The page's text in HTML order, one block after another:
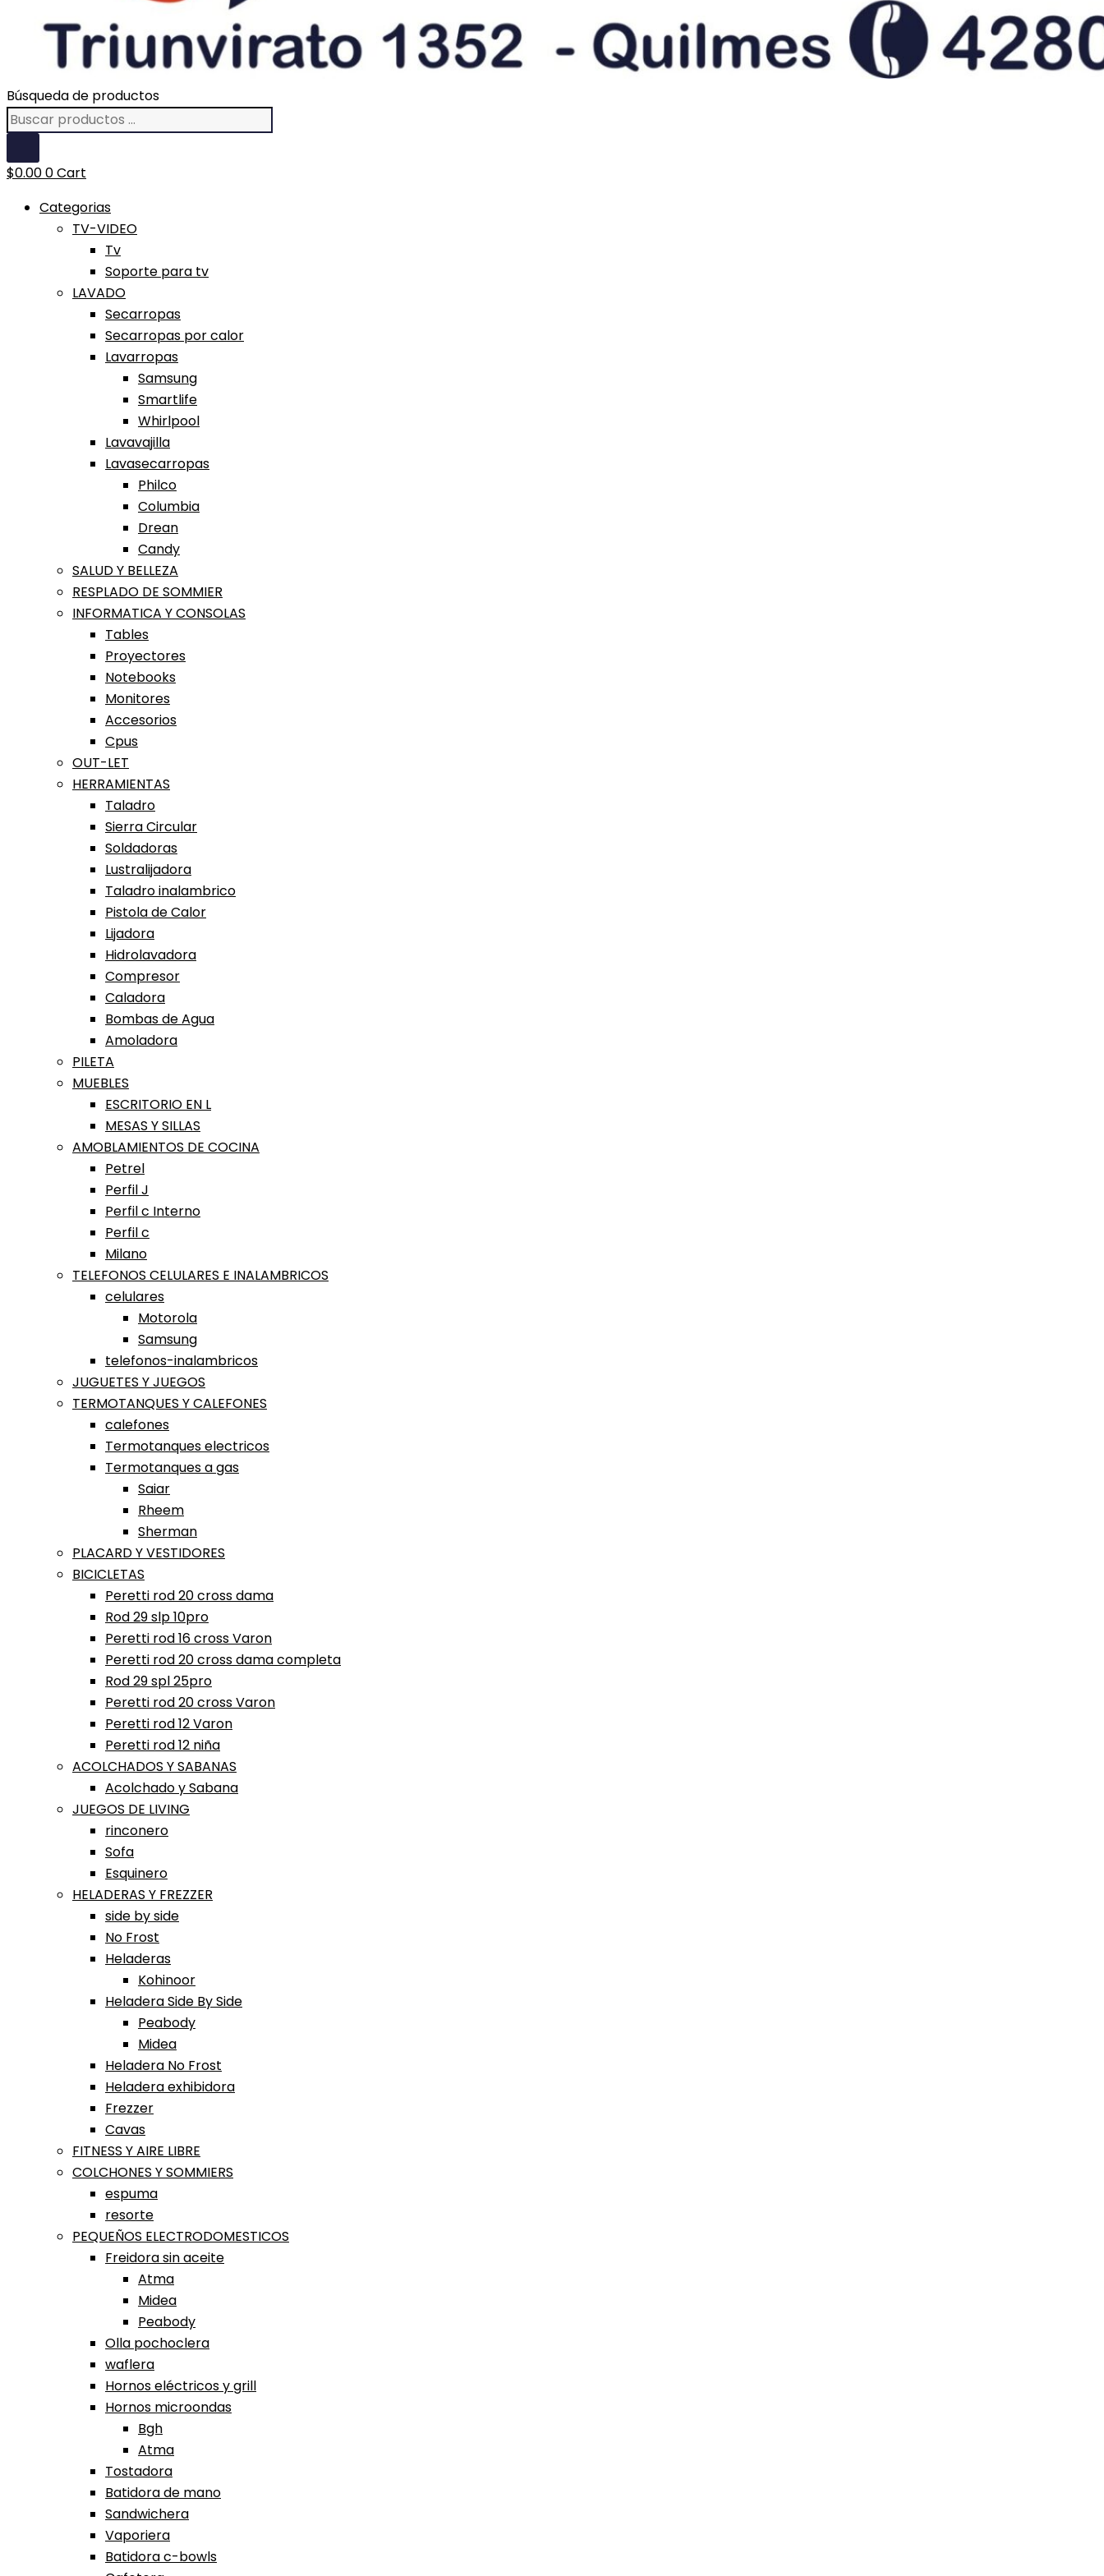
Búsqueda de productos
$0.000Cart
Categorias
TV-VIDEO
Tv
Soporte para tv
LAVADO
Secarropas
Secarropas por calor
Lavarropas
Samsung
Smartlife
Whirlpool
Lavavajilla
Lavasecarropas
Philco
Columbia
Drean
Candy
SALUD Y BELLEZA
RESPLADO DE SOMMIER
INFORMATICA Y CONSOLAS
Tables
Proyectores
Notebooks
Monitores
Accesorios
Cpus
OUT-LET
HERRAMIENTAS
Taladro
Sierra Circular
Soldadoras
Lustralijadora
Taladro inalambrico
Pistola de Calor
Lijadora
Hidrolavadora
Compresor
Caladora
Bombas de Agua
Amoladora
PILETA
MUEBLES
ESCRITORIO EN L
MESAS Y SILLAS
AMOBLAMIENTOS DE COCINA
Petrel
Perfil J
Perfil c Interno
Perfil c
Milano
TELEFONOS CELULARES E INALAMBRICOS
celulares
Motorola
Samsung
telefonos-inalambricos
JUGUETES Y JUEGOS
TERMOTANQUES Y CALEFONES
calefones
Termotanques electricos
Termotanques a gas
Saiar
Rheem
Sherman
PLACARD Y VESTIDORES
BICICLETAS
Peretti rod 20 cross dama
Rod 29 slp 10pro
Peretti rod 16 cross Varon
Peretti rod 20 cross dama completa
Rod 29 spl 25pro
Peretti rod 20 cross Varon
Peretti rod 12 Varon
Peretti rod 12 niña
ACOLCHADOS Y SABANAS
Acolchado y Sabana
JUEGOS DE LIVING
rinconero
Sofa
Esquinero
HELADERAS Y FREZZER
side by side
No Frost
Heladeras
Kohinoor
Heladera Side By Side
Peabody
Midea
Heladera No Frost
Heladera exhibidora
Frezzer
Cavas
FITNESS Y AIRE LIBRE
COLCHONES Y SOMMIERS
espuma
resorte
PEQUEÑOS ELECTRODOMESTICOS
Freidora sin aceite
Atma
Midea
Peabody
Olla pochoclera
waflera
Hornos eléctricos y grill
Hornos microondas
Bgh
Atma
Tostadora
Batidora de mano
Sandwichera
Vaporiera
Batidora c-bowls